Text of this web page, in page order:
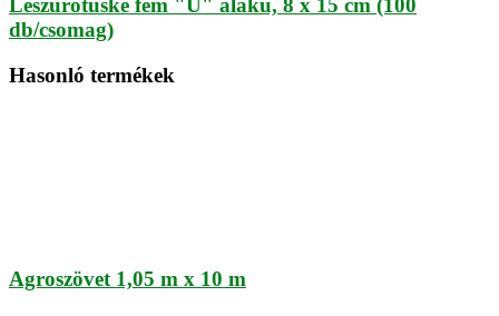
Leszúrótüske fém "U" alakú, 8 x 15 cm (100
db/csomag)
Hasonló termékek
Agroszövet 1,05 m x 10 m